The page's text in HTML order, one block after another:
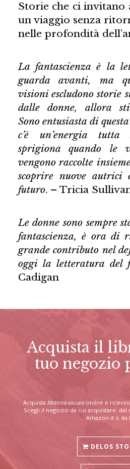
Storie che ci invitano
un viaggio senza
nelle profondità
La fantascienza è la
guarda avanti, ma
visioni escludono storie
dalle donne, allora
Sono entusiasta di
c’è un’energia
sprigiona quando le
vengono raccolte
scoprire nuove autrici
futuro. – Tricia
Le donne sono sempre
fantascienza, è ora di
grande contributo nel
oggi la letteratura del
Cadigan
Acquista il
tuo negozio
Acquista Materia oscura online e
Scegli il negozio da cui acquistare:
Amazon.it o da
DELOS